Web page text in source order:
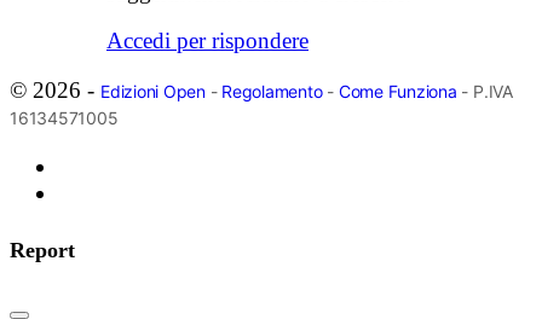
Accedi per rispondere
© 2026 - Edizioni Open- Regolamento- Come Funziona - P.IVA
16134571005
Report